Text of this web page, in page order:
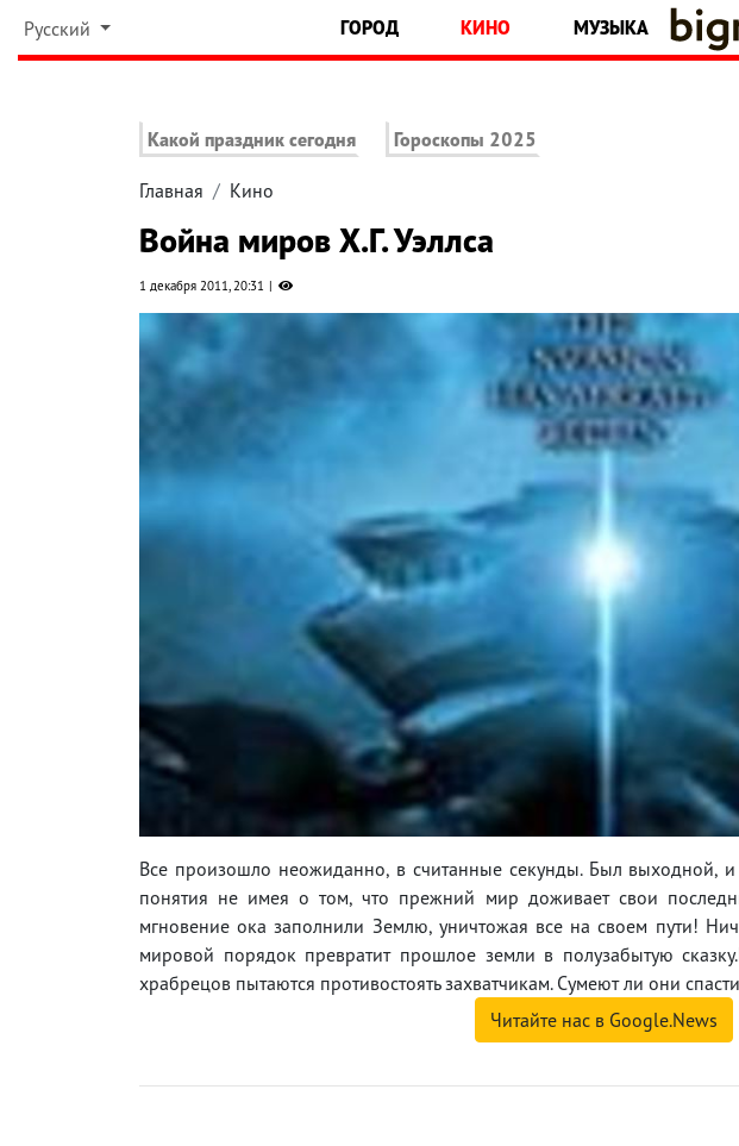
Русский ГОРОД КИНО МУЗЫКА
Какой праздник сегодня Гороскопы 2025
Главная Кино
Война миров Х.Г. Уэллса
1 декабря 2011, 20:31
Все произошло неожиданно, в считанные секунды. Был выходной,
понятия не имея о том, что прежний мир доживает свои
мгновение ока заполнили Землю, уничтожая все на своем пути!
мировой порядок превратит прошлое земли в полузабытую
храбрецов пытаются противостоять захватчикам. Сумеют ли они
Читайте нас в Google.News